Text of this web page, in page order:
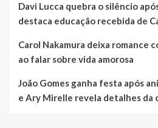
Davi Lucca quebra o silêncio
destaca educação recebida de
Carol Nakamura deixa romance
ao falar sobre vida amorosa
João Gomes ganha festa após
e Ary Mirelle revela detalhes da